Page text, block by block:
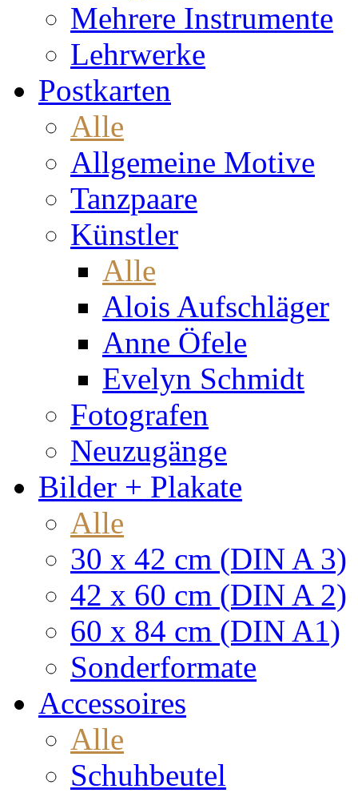
Mehrere Instrumente
Lehrwerke
Postkarten
Alle
Allgemeine Motive
Tanzpaare
Künstler
Alle
Alois Aufschläger
Anne Öfele
Evelyn Schmidt
Fotografen
Neuzugänge
Bilder + Plakate
Alle
30 x 42 cm (DIN A 3)
42 x 60 cm (DIN A 2)
60 x 84 cm (DIN A1)
Sonderformate
Accessoires
Alle
Schuhbeutel